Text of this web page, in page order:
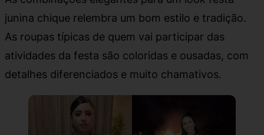
junina chique relembra um bom estilo e tradição.
As roupas típicas de quem vai participar das
atividades da festa são coloridas e ousadas, com
detalhes diferenciados e muito chamativos.